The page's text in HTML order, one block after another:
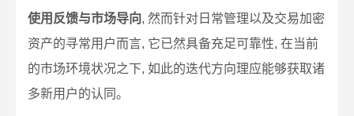
使用反馈与市场导向, 然而针对日常管理以及交易加密
资产的寻常用户而言, 它已然具备充足可靠性, 在当前
的市场环境状况之下, 如此的迭代方向理应能够获取诸
多新用户的认同。